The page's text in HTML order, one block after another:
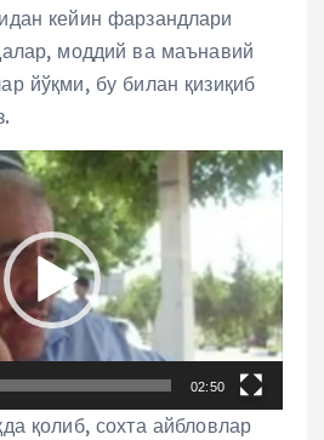
кейин фарзандлари
моддий ва маънавий
йўқми, бу билан қизиқиб
02:50
қолиб, сохта айбловлар